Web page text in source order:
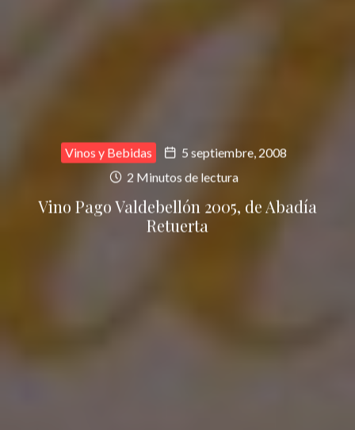
Vinos y Bebidas
5 septiembre, 2008
2 Minutos de lectura
Vino Pago Valdebellón 2005, de Abadía
Retuerta